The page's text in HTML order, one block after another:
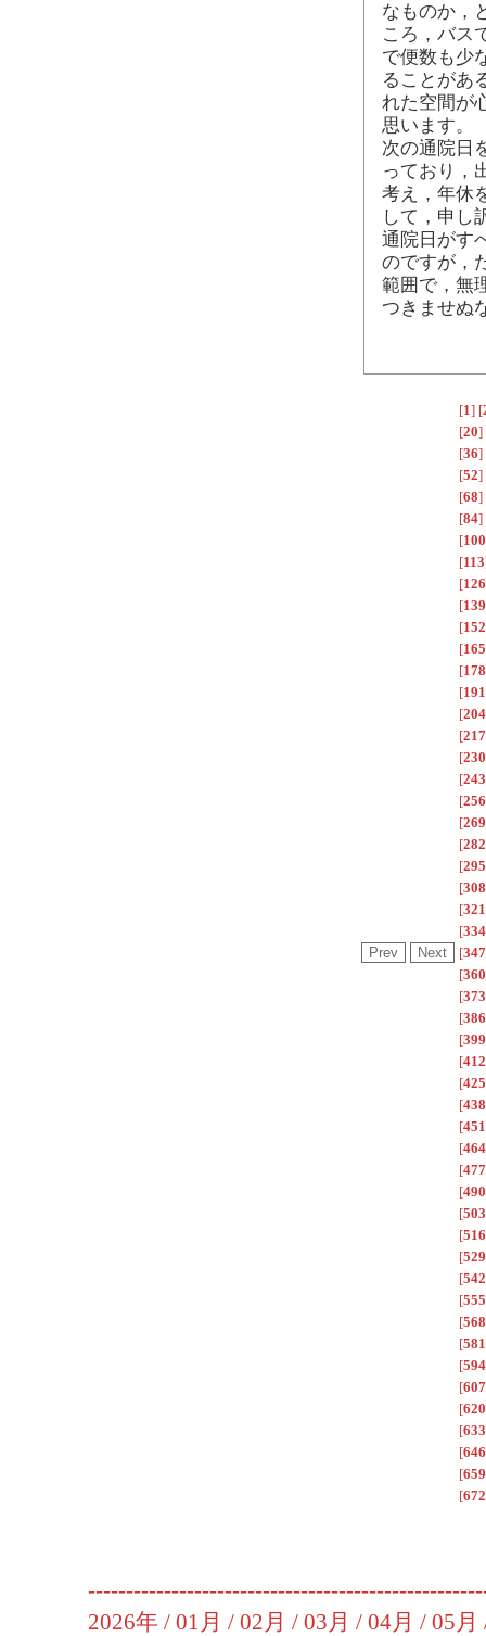
なものか，
ころ，バス
で便数も少
ることがあ
れた空間が
思います。
次の通院日
っており，
考え，年休
して，申し
通院日がす
のですが，
範囲で，無
つきませぬ
[1] [
[20]
[36]
[52]
[68]
[84]
[100
[113
[126
[139
[152
[165
[178
[191
[204
[217
[230
[243
[256
[269
[282
[295
[308
[321
[334
[347
[360
[373
[386
[399
[412
[425
[438
[451
[464
[477
[490
[503
[516
[529
[542
[555
[568
[581
[594
[607
[620
[633
[646
[659
[672
2026年 / 01月 / 02月 / 03月 / 04月 / 05月